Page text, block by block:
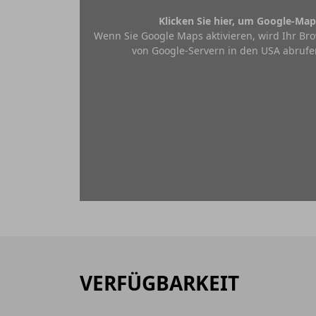
Klicken Sie hier, um Google-
Wenn Sie Google Maps aktivieren, wird Ihr
von Google-Servern in den USA
VERFÜGBARKEIT